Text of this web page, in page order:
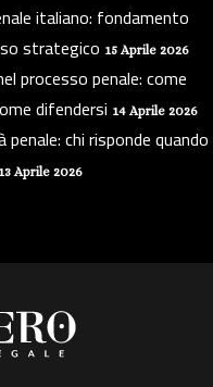
italiano: fondamento
strategico 15 Aprile 2026
processo penale: come
difendersi 14 Aprile 2026
chi risponde quando
13 Aprile 2026